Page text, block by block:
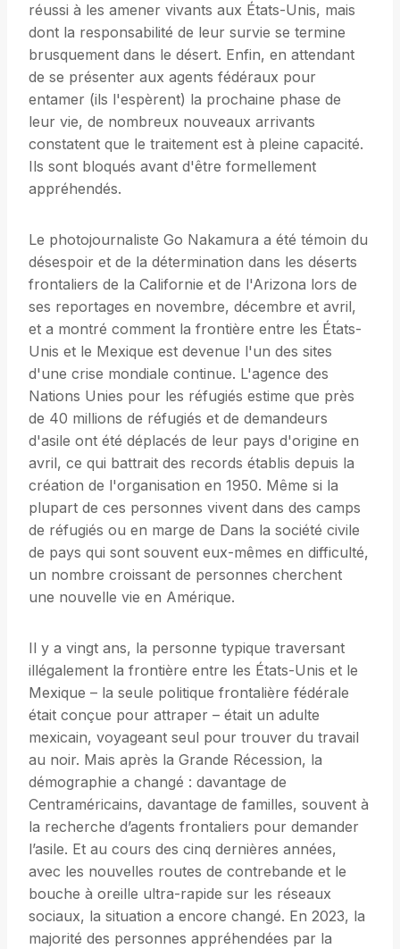
réussi à les amener vivants aux États-Unis, mais
dont la responsabilité de leur survie se termine
brusquement dans le désert. Enfin, en attendant
de se présenter aux agents fédéraux pour
entamer (ils l'espèrent) la prochaine phase de
leur vie, de nombreux nouveaux arrivants
constatent que le traitement est à pleine capacité.
Ils sont bloqués avant d'être formellement
appréhendés.
Le photojournaliste Go Nakamura a été témoin du
désespoir et de la détermination dans les déserts
frontaliers de la Californie et de l'Arizona lors de
ses reportages en novembre, décembre et avril,
et a montré comment la frontière entre les États-
Unis et le Mexique est devenue l'un des sites
d'une crise mondiale continue. L'agence des
Nations Unies pour les réfugiés estime que près
de 40 millions de réfugiés et de demandeurs
d'asile ont été déplacés de leur pays d'origine en
avril, ce qui battrait des records établis depuis la
création de l'organisation en 1950. Même si la
plupart de ces personnes vivent dans des camps
de réfugiés ou en marge de Dans la société civile
de pays qui sont souvent eux-mêmes en difficulté,
un nombre croissant de personnes cherchent
une nouvelle vie en Amérique.
Il y a vingt ans, la personne typique traversant
illégalement la frontière entre les États-Unis et le
Mexique – la seule politique frontalière fédérale
était conçue pour attraper – était un adulte
mexicain, voyageant seul pour trouver du travail
au noir. Mais après la Grande Récession, la
démographie a changé : davantage de
Centraméricains, davantage de familles, souvent à
la recherche d’agents frontaliers pour demander
l’asile. Et au cours des cinq dernières années,
avec les nouvelles routes de contrebande et le
bouche à oreille ultra-rapide sur les réseaux
sociaux, la situation a encore changé. En 2023, la
majorité des personnes appréhendées par la